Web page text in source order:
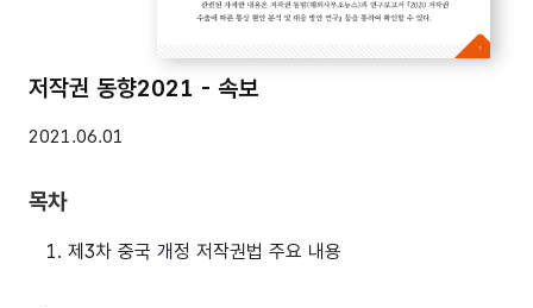
저작권 동향2021 - 속보
2021.06.01
목차
1. 제3차 중국 개정 저작권법 주요 내용